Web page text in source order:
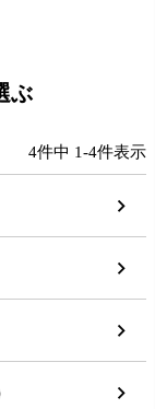
ぶ
4件中 1-4件表示